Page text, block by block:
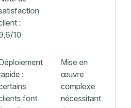
:
10
:
font
Mise en
œuvre
complexe
nécessitant